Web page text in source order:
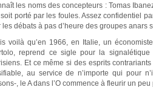
les noms des concepteurs : Tomas
soit porté par les foules. Assez confidentiel
les débats à pas d’heure des groupes anars
voilà qu’en 1966, en Italie, un
reprend ce sigle pour la
Et ce même si des esprits
au service de n’importe qui pour
, le A dans l’O commence à fleurir un peu